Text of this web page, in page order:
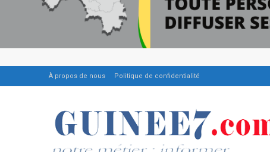
À propos de nous Politique de confidentialité